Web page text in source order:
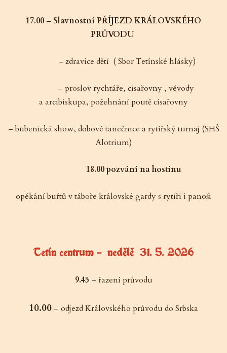
17.00 – Slavnostní PŘÍJEZD KRÁLOVSKÉHO
PRŮVODU
– zdravice dětí ( Sbor Tetínské hlásky)
– proslov rychtáře, císařovny , vévody
a arcibiskupa, požehnání poutě císařovny
– bubenická show, dobové tanečnice a rytířský turnaj (SHŠ
Alotrium)
18.00 pozvání na hostinu
opékání buřtů v táboře královské gardy s rytíři i panoši
Tetín centrum – nedělě 31. 5. 2026
9.45 – řazení průvodu
10.00 – odjezd Královského průvodu do Srbska